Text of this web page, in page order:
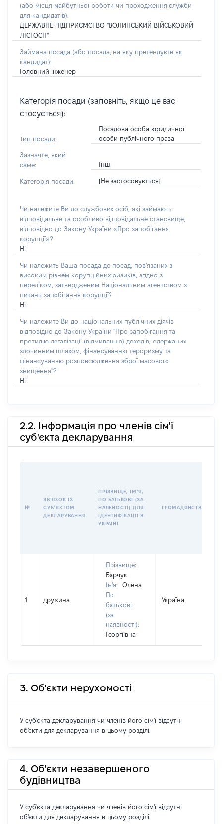
(або місця майбутньої роботи чи проходження служби
для кандидатів):
ДЕРЖАВНЕ ПІДПРИЄМСТВО "ВОЛИНСЬКИЙ ВІЙСЬКОВИЙ
ЛІСГОСП"
Займана посада (або посада, на яку претендуєте як
кандидат):
Головний інженер
Категорія посади (заповніть, якщо це вас
стосується):
Тип посади:
Посадова особа юридичної
особи публічного права
Зазначте, який
саме:
Інші
Категорія посади: [Не застосовується]
Чи належите Ви до службових осіб, які займають
відповідальне та особливо відповідальне становище,
відповідно до Закону України «Про запобігання
корупції»?
Ні
Чи належить Ваша посада до посад, пов'язаних з
високим рівнем корупційних ризиків, згідно з
переліком, затвердженим Національним агентством з
питань запобігання корупції?
Ні
Чи належите Ви до національних публічних діячів
відповідно до Закону України "Про запобігання та
протидію легалізації (відмиванню) доходів, одержаних
злочинним шляхом, фінансуванню тероризму та
фінансуванню розповсюдження зброї масового
знищення"?
Ні
2.2. Інформація про членів сім'ї
суб'єкта декларування
№
ЗВʼЯЗОК ІЗ
СУБʼЄКТОМ
ДЕКЛАРУВАННЯ
ПРІЗВИЩЕ, ІМʼЯ,
ПО БАТЬКОВІ (ЗА
НАЯВНОСТІ) ДЛЯ
ІДЕНТИФІКАЦІЇ В
УКРАЇНІ
ГРОМАДЯНСТВО
1 дружина
Прізвище:
Барчук
Ім'я:
Олена
По
батькові
(за
наявності):
Георгіївна
Україна
3. Об'єкти нерухомості
У суб'єкта декларування чи членів його сім'ї відсутні
об'єкти для декларування в цьому розділі.
4. Об'єкти незавершеного
будівництва
У суб'єкта декларування чи членів його сім'ї відсутні
об'єкти для декларування в цьому розділі.